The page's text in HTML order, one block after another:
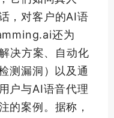
，对客户的AI语
还为
决方案、自动化
测漏洞）以及通
户与AI语音代理
的案例。据称，